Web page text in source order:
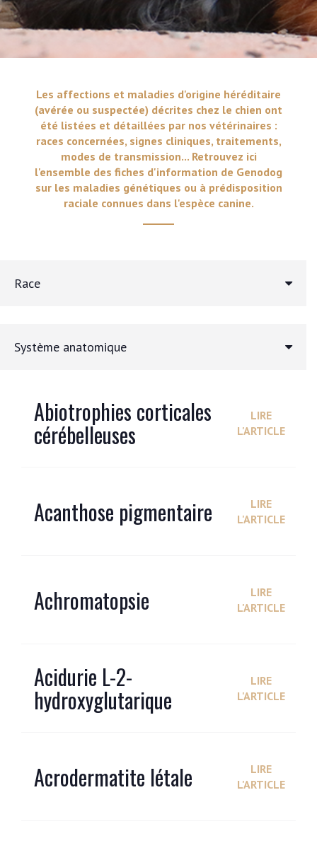
Les affections et maladies d'origine héréditaire
(avérée ou suspectée) décrites chez le chien ont
été listées et détaillées par nos vétérinaires :
races concernées, signes cliniques, traitements,
modes de transmission... Retrouvez ici
l'ensemble des fiches d'information de Genodog
sur les maladies génétiques ou à prédisposition
raciale connues dans l'espèce canine.
Race
Système anatomique
Abiotrophies corticales
cérébelleuses
LIRE
L'ARTICLE
Acanthose pigmentaire
LIRE
L'ARTICLE
Achromatopsie
LIRE
L'ARTICLE
Acidurie L-2-
hydroxyglutarique
LIRE
L'ARTICLE
Acrodermatite létale
LIRE
L'ARTICLE